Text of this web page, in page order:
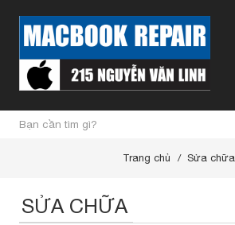
Trang chủ Sửa chữa
SỬA CHỮA